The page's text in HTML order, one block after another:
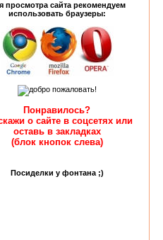
просмотра сайта рекомендуем
использовать браузеры:
Понравилось?
о сайте в соцсетях или
оставь в закладках
(блок кнопок слева)
Посиделки у фонтана ;)